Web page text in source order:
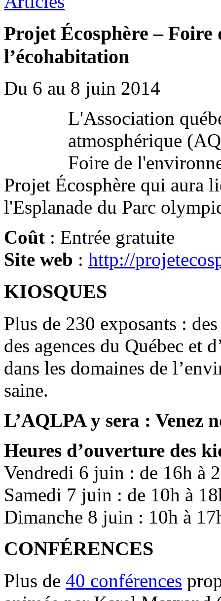
Projet Écosphère – Foire
l’écohabitation
Du 6 au 8 juin 2014
L'Association
atmosphérique
Foire de
Projet Écosphère qui aura
l'Esplanade du Parc
Coût : Entrée gratuite
Site web : http://
KIOSQUES
Plus de 230 exposants :
des agences du Québec et
dans les domaines de
saine.
L’AQLPA y sera : Venez
Heures d’ouverture des
Vendredi 6 juin : de 16h à
Samedi 7 juin : de 10h à
Dimanche 8 juin : 10h à
CONFÉRENCES
Plus de 40 conférences